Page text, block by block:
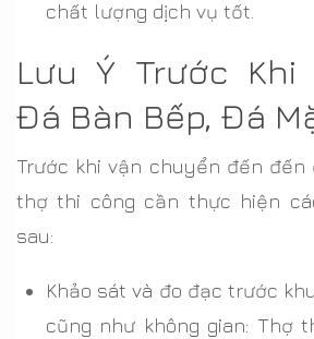
chất lượng dịch vụ tốt.
Lưu Ý Trước Khi
Đá Bàn Bếp, Đá
Trước khi vận chuyển đến đến
thợ thi công cần thực hiện
sau:
Khảo sát và đo đạc trước
cũng như không gian: Thợ